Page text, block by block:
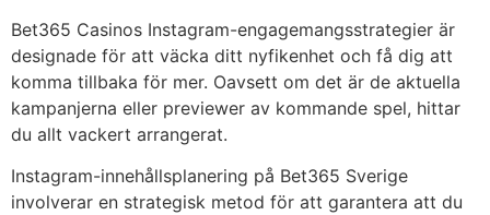
Bet365 Casinos Instagram-engagemangsstrategier är
designade för att väcka ditt nyfikenhet och få dig att
komma tillbaka för mer. Oavsett om det är de aktuella
kampanjerna eller previewer av kommande spel, hittar
du allt vackert arrangerat.
Instagram-innehållsplanering på Bet365 Sverige
involverar en strategisk metod för att garantera att du